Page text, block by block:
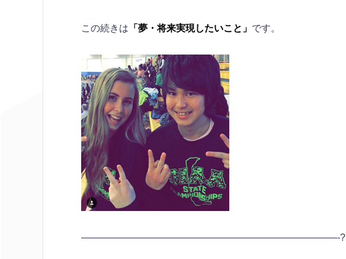
この続きは 「夢・将来実現したいこと」 です。
———————————————————————————-?